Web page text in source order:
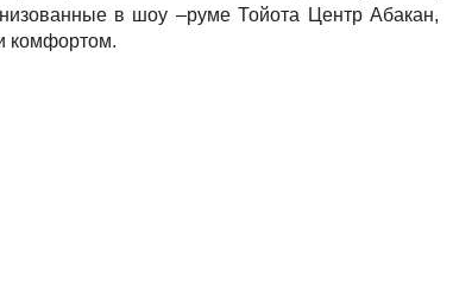
в шоу –руме Тойота Центр Абакан,
комфортом.